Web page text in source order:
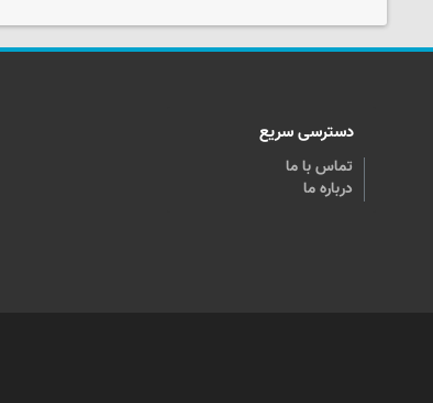
دسترسی سریع
تماس با ما
درباره ما